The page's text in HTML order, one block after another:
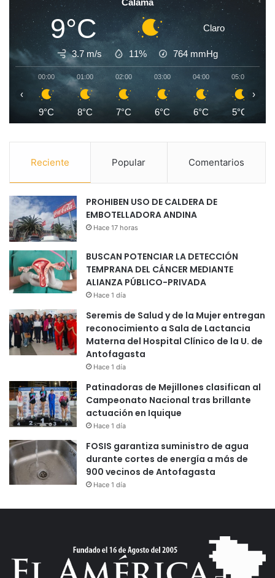
Calama
9°C Claro
3.7 m/s 11% 764 mmHg
00:00
9°C
01:00
8°C
02:00
7°C
03:00
6°C
04:00
6°C
05:00
5°C
‹ ›
Reciente Popular Comentarios
PROHIBEN USO DE CALDERA DE
EMBOTELLADORA ANDINA
Hace 17 horas
BUSCAN POTENCIAR LA DETECCIÓN
TEMPRANA DEL CÁNCER MEDIANTE
ALIANZA PÚBLICO-PRIVADA
Hace 1 día
Seremis de Salud y de la Mujer entregan
reconocimiento a Sala de Lactancia
Materna del Hospital Clínico de la U. de
Antofagasta
Hace 1 día
Patinadoras de Mejillones clasifican al
Campeonato Nacional tras brillante
actuación en Iquique
Hace 1 día
FOSIS garantiza suministro de agua
durante cortes de energía a más de
900 vecinos de Antofagasta
Hace 1 día